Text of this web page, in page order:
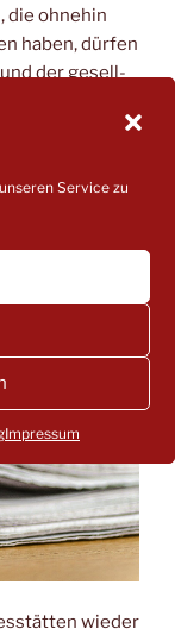
Service zu
Impressum
die ohne­hin
haben, dür­fen
der gesell­
für Eltern,
wie­der